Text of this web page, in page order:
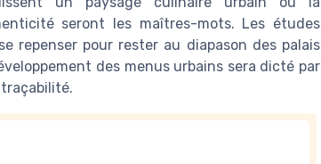
seront les maîtres-mots. Les études
repenser pour rester au diapason des palais
des menus urbains sera dicté par